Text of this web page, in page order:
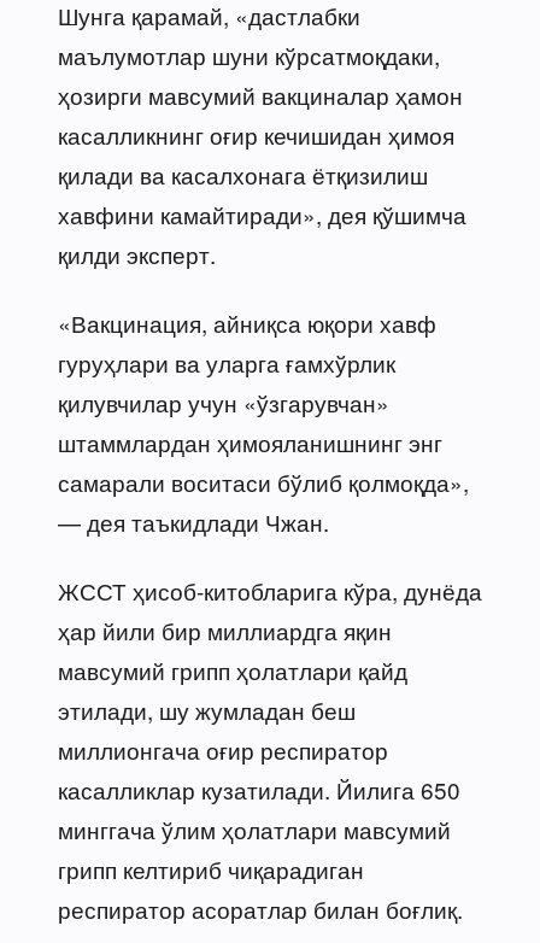
Шунга қарамай, «дастлабки
маълумотлар шуни кўрсатмоқдаки,
ҳозирги мавсумий вакциналар ҳамон
касалликнинг оғир кечишидан ҳимоя
қилади ва касалхонага ётқизилиш
хавфини камайтиради», дея қўшимча
қилди эксперт.
«Вакцинация, айниқса юқори хавф
гуруҳлари ва уларга ғамхўрлик
қилувчилар учун «ўзгарувчан»
штаммлардан ҳимояланишнинг энг
самарали воситаси бўлиб қолмоқда»,
— дея таъкидлади Чжан.
ЖССТ ҳисоб-китобларига кўра, дунёда
ҳар йили бир миллиардга яқин
мавсумий грипп ҳолатлари қайд
этилади, шу жумладан беш
миллионгача оғир респиратор
касалликлар кузатилади. Йилига 650
минггача ўлим ҳолатлари мавсумий
грипп келтириб чиқарадиган
респиратор асоратлар билан боғлиқ.